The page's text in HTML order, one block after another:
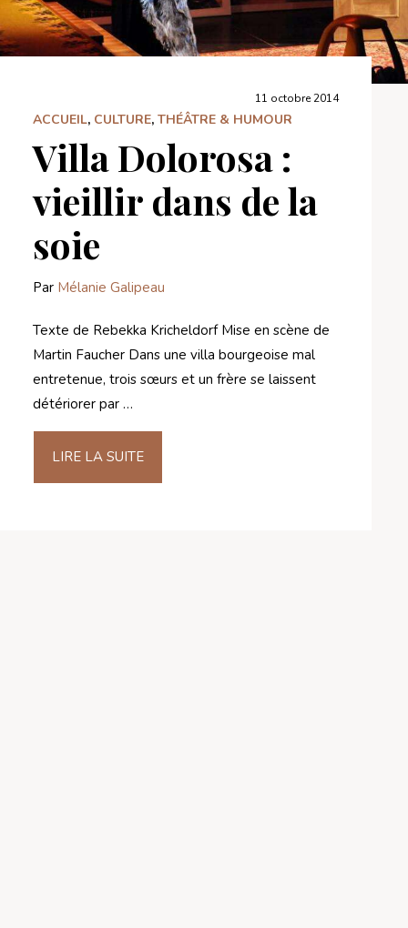
11 octobre 2014
ACCUEIL, CULTURE, THÉÂTRE & HUMOUR
Villa Dolorosa :
vieillir dans de la
soie
Par Mélanie Galipeau
Texte de Rebekka Kricheldorf Mise en scène de
Martin Faucher Dans une villa bourgeoise mal
entretenue, trois sœurs et un frère se laissent
détériorer par …
LIRE LA SUITE